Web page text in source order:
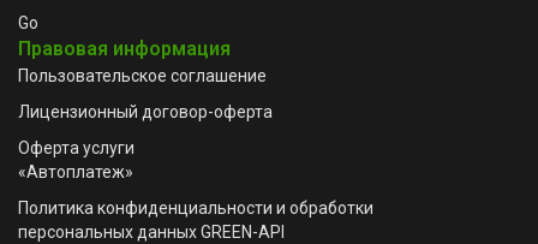
Go
Правовая информация
Пользовательское соглашение
Лицензионный договор-оферта
Оферта услуги
«Автоплатеж»
Политика конфиденциальности и обработки
персональных данных GREEN-API